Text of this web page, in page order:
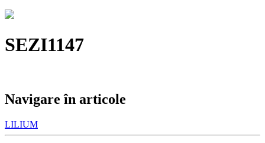
SEZI1147
Navigare în articole
LILIUM